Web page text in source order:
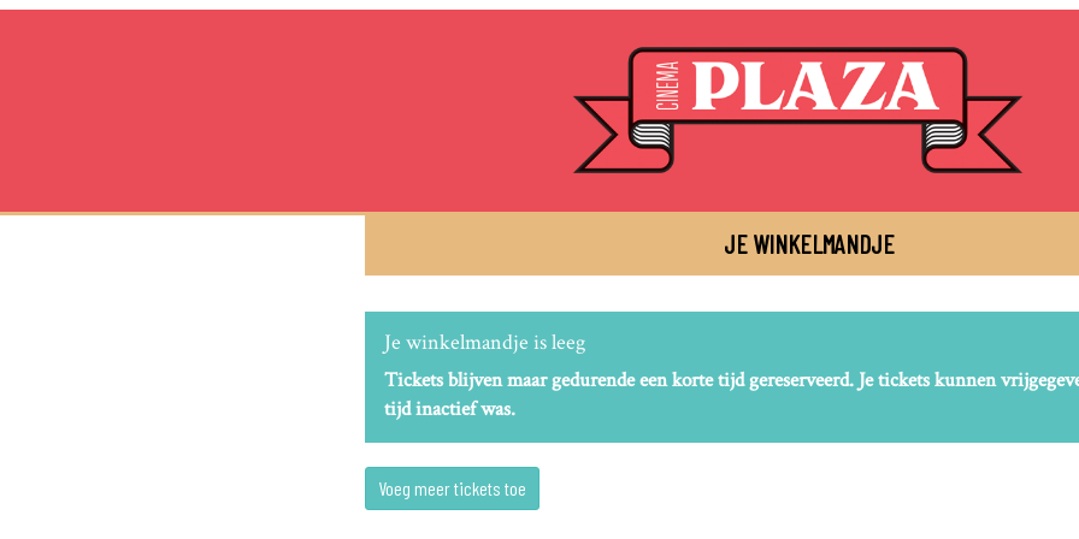
JE WINKELMANDJE
Je winkelmandje is leeg
Tickets blijven maar gedurende een korte tijd gereserveerd. Je tickets kunnen
tijd inactief was.
Voeg meer tickets toe